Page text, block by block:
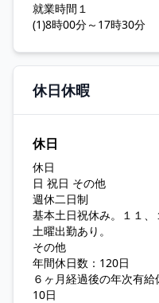
就業時間１
(1)8時00分～17時30分
休日休暇
休日
休日
日 祝日 その他
週休二日制
基本土日祝休み。１１
土曜出勤あり。
その他
年間休日数：120日
６ヶ月経過後の年次有給
10日